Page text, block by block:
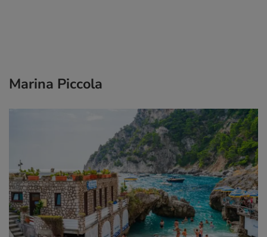
Marina Piccola